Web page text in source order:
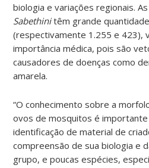
biologia e variações regionais.
Sabethinitêm grande
(respectivamente 1.255 e 423),
importância médica, pois são
causadores de doenças como
amarela.
“O conhecimento sobre a
ovos de mosquitos é importante
identificação de material de
compreensão de sua biologia e
grupo, e poucas espécies,